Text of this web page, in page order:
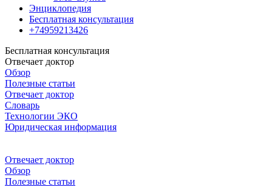
Энциклопедия
Бесплатная консультация
+74959213426
Бесплатная консультация
Отвечает доктор
Обзор
Полезные статьи
Отвечает доктор
Словарь
Технологии ЭКО
Юридическая информация
Отвечает доктор
Обзор
Полезные статьи